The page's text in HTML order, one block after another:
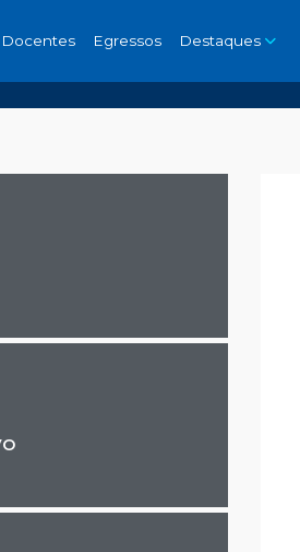
Docentes Egressos Destaques